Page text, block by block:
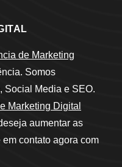
de Marketing
Somos
Social Media e SEO.
Marketing Digital
aumentar as
contato agora com